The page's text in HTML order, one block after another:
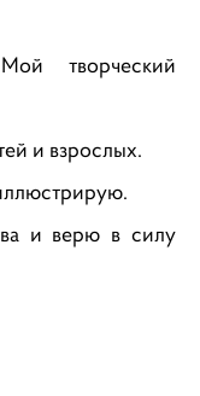
творческий
и взрослых.
и верю в силу